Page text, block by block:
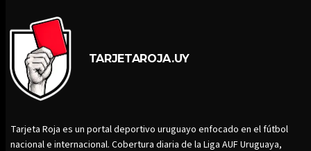
TARJETAROJA.UY
Tarjeta Roja es un portal deportivo uruguayo enfocado en el fútbol
nacional e internacional. Cobertura diaria de la Liga AUF Uruguaya,